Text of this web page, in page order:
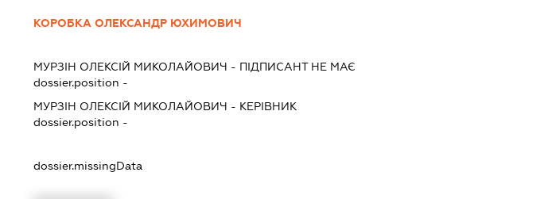
КОРОБКА ОЛЕКСАНДР ЮХИМОВИЧ
МУРЗІН ОЛЕКСІЙ МИКОЛАЙОВИЧ - ПІДПИСАНТНЕ МАЄ
dossier.position -
МУРЗІН ОЛЕКСІЙ МИКОЛАЙОВИЧ - КЕРІВНИК
dossier.position -
dossier.missingData